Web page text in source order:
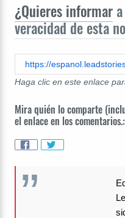
¿Quieres informar
veracidad de esta
Haga clic en este enlace
Mira quién lo comparte
el enlace en los comentarios.: